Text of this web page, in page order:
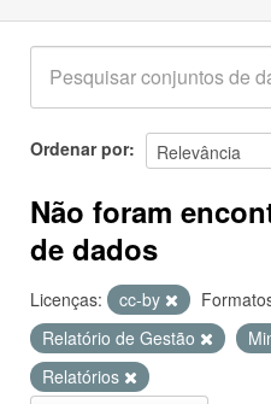
Ordenar por
Não foram
de dados
Licenças: cc-by
Relatório de Gestão
Relatórios